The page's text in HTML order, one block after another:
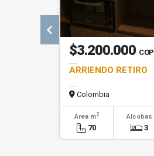
$3.200.000 COP
ARRIENDO RETIRO
Colombia
Área m2
70
Alcobas
3